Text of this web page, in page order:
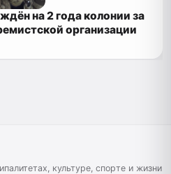
на 2 года колонии за
экстремистской организации
культуре, спорте и жизни